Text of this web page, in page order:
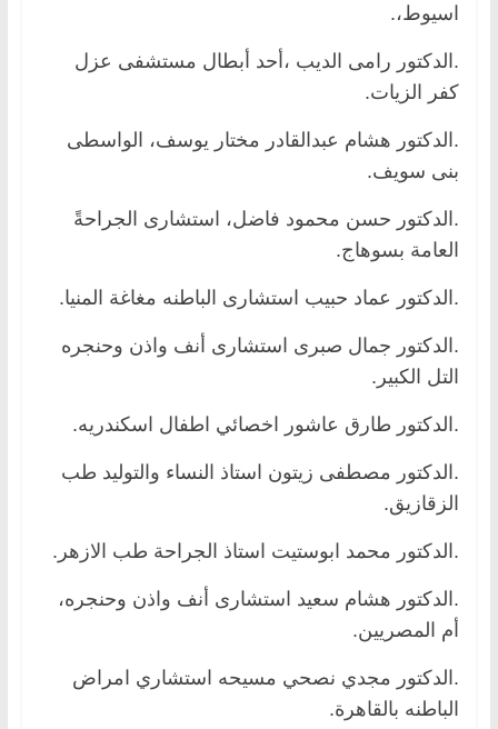
اسيوط،.
.الدكتور رامى الديب ،أحد أبطال مستشفى عزل
كفر الزيات.
.الدكتور هشام عبدالقادر مختار يوسف، الواسطى
بنى سويف.
.الدكتور حسن محمود فاضل، استشارى الجراحةً
العامة بسوهاج.
.الدكتور عماد حبيب استشارى الباطنه مغاغة المنيا.
.الدكتور جمال صبرى استشارى أنف واذن وحنجره
التل الكبير.
.الدكتور طارق عاشور اخصائي اطفال اسكندريه.
.الدكتور مصطفى زيتون استاذ النساء والتوليد طب
الزقازيق.
.الدكتور محمد ابوستيت استاذ الجراحة طب الازهر.
.الدكتور هشام سعيد استشارى أنف واذن وحنجره،
أم المصريين.
.الدكتور مجدي نصحي مسيحه استشاري امراض
الباطنه بالقاهرة.